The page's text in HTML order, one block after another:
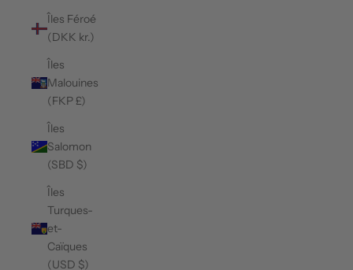
Îles Féroé
(DKK kr.)
Îles
Malouines
(FKP £)
Îles
Salomon
(SBD $)
Îles
Turques-
et-
Caïques
(USD $)